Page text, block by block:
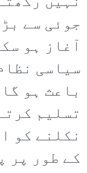
جوئی سے
آغاز ہو
سیاسی
باعث ہو
تسلیم
نکلنے کو
کے طور پر